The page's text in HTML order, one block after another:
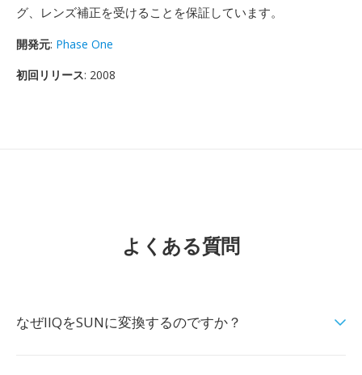
グ、レンズ補正を受けることを保証しています。
開発元: Phase One
初回リリース: 2008
よくある質問
なぜIIQをSUNに変換するのですか？